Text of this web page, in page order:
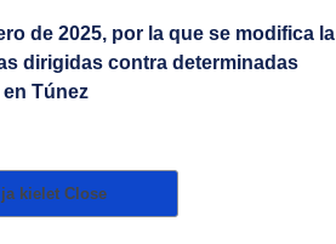
de 2025, por la que se modifica la
dirigidas contra determinadas
Túnez
ja kielet Close